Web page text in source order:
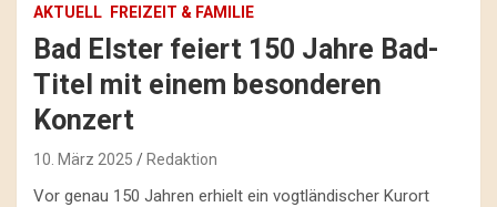
AKTUELL FREIZEIT & FAMILIE
Bad Elster feiert 150 Jahre Bad-
Titel mit einem besonderen
Konzert
10. März 2025 Redaktion
Vor genau 150 Jahren erhielt ein vogtländischer Kurort